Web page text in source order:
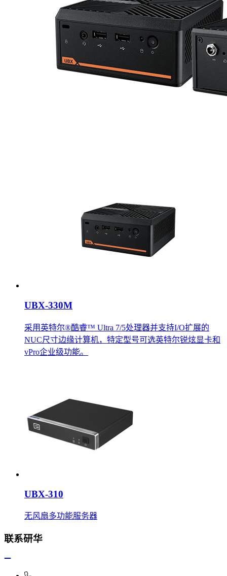
UBX-330M
采用英特尔®酷睿™ Ultra 7/5处理器并支持I/O扩展的
NUC尺寸边缘计算机，特定型号可选英特尔锐炫显卡和
vPro企业级功能。
UBX-310
无风扇多功能服务器
联系研华